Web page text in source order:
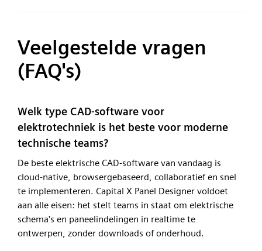
Veelgestelde vragen
(FAQ's)
Welk type CAD-software voor
elektrotechniek is het beste voor moderne
technische teams?
De beste elektrische CAD-software van vandaag is
cloud-native, browsergebaseerd, collaboratief en snel
te implementeren. Capital X Panel Designer voldoet
aan alle eisen: het stelt teams in staat om elektrische
schema's en paneelindelingen in realtime te
ontwerpen, zonder downloads of onderhoud.